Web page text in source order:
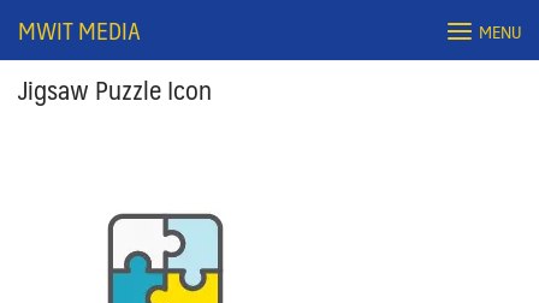
MWIT MEDIA MENU
Jigsaw Puzzle Icon